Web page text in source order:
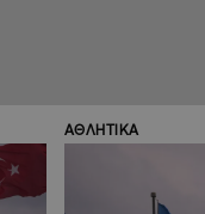
ΑΘΛΗΤΙΚΑ